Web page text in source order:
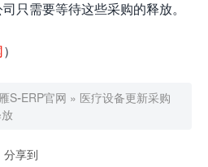
只需要等待这些采购的释放。
）
S-ERP官网 » 医疗设备更新采购
分享到